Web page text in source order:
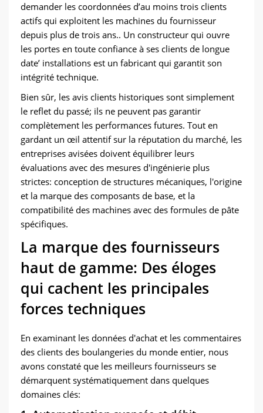
demander les coordonnées d’au moins trois clients
actifs qui exploitent les machines du fournisseur
depuis plus de trois ans.. Un constructeur qui ouvre
les portes en toute confiance à ses clients de longue
date’ installations est un fabricant qui garantit son
intégrité technique.
Bien sûr, les avis clients historiques sont simplement
le reflet du passé; ils ne peuvent pas garantir
complètement les performances futures. Tout en
gardant un œil attentif sur la réputation du marché, les
entreprises avisées doivent équilibrer leurs
évaluations avec des mesures d'ingénierie plus
strictes: conception de structures mécaniques, l'origine
et la marque des composants de base, et la
compatibilité des machines avec des formules de pâte
spécifiques.
La marque des fournisseurs
haut de gamme: Des éloges
qui cachent les principales
forces techniques
En examinant les données d'achat et les commentaires
des clients des boulangeries du monde entier, nous
avons constaté que les meilleurs fournisseurs se
démarquent systématiquement dans quelques
domaines clés: